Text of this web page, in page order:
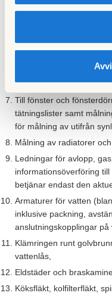
Lägenhetens innerdörrar
Insida av ytterdörr samt
Glas i fönster och dörrar
förekommande fall
Till fönster och
tätningslister samt
för målning av utifrån
Målning av radiatorer
Ledningar för avlopp,
informationsöverföring
betjänar endast den
Armaturer för vatten
inklusive packning,
anslutningskopplingar på
Klämringen runt
vattenlås,
Eldstäder och
Köksfläkt, kolfilterfläkt,